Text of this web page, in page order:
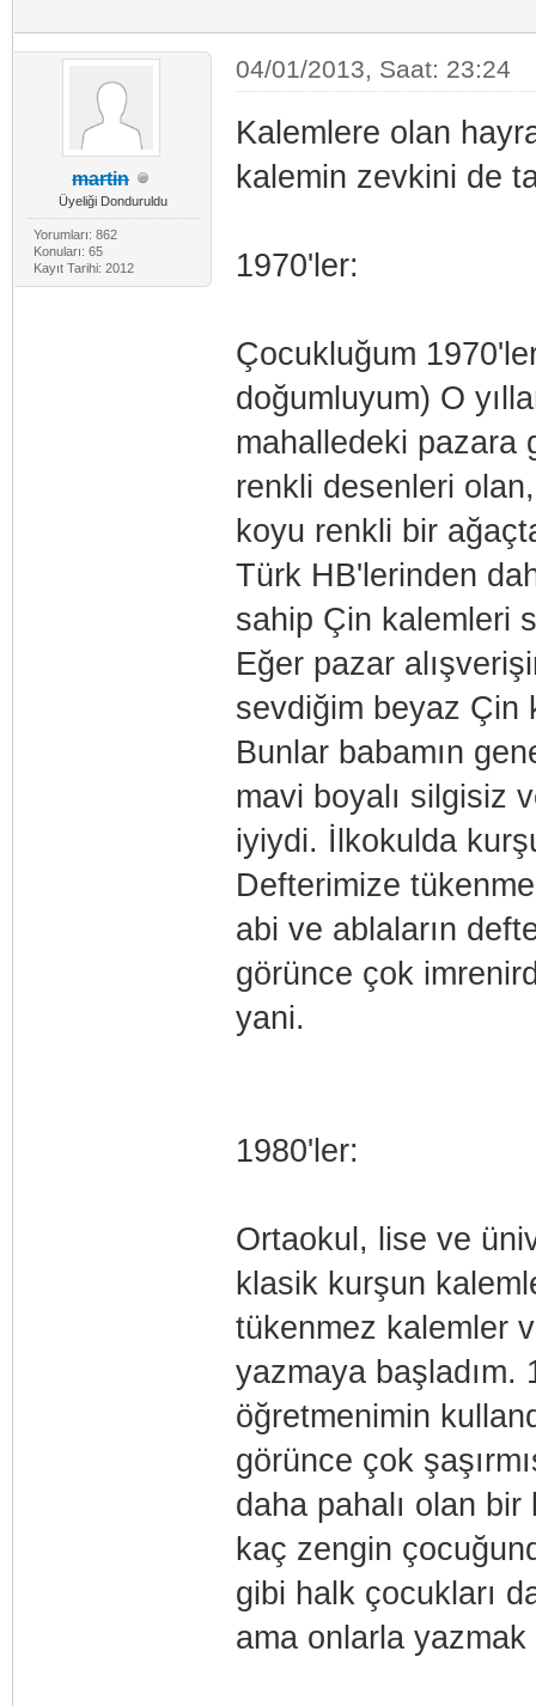
martin
Üyeliği Donduruldu
Yorumları: 862
Konuları: 65
Kayıt Tarihi: 2012
04/01/2013, Saat: 23:24
Kalemlere olan
kalemin zevkini de
1970'ler:
Çocukluğum
doğumluyum) O
mahalledeki pazara
renkli desenleri
koyu renkli bir
Türk HB'lerinden
sahip Çin kalemleri
Eğer pazar
sevdiğim beyaz Çin
Bunlar babamın
mavi boyalı silgisiz
iyiydi. İlkokulda
Defterimize
abi ve ablaların
görünce çok
yani.
1980'ler:
Ortaokul, lise ve
klasik kurşun
tükenmez kalemler
yazmaya başladım.
öğretmenimin
görünce çok
daha pahalı olan
kaç zengin
gibi halk çocukları
ama onlarla